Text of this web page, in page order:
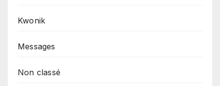
Kwonik
Messages
Non classé